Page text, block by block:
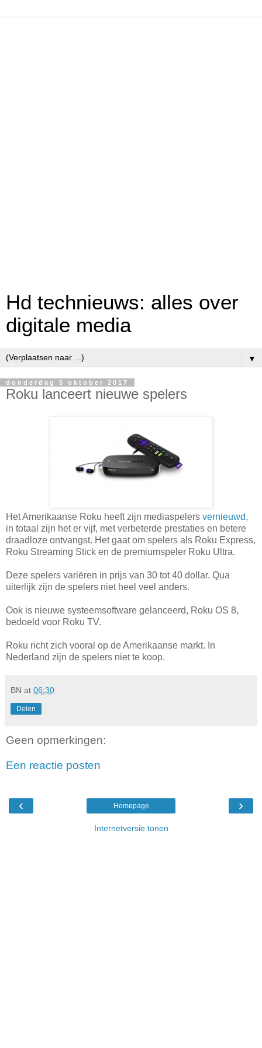
Hd technieuws: alles over
digitale media
▼
donderdag 5 oktober 2017
Roku lanceert nieuwe spelers
Het Amerikaanse Roku heeft zijn mediaspelers vernieuwd,
in totaal zijn het er vijf, met verbeterde prestaties en betere
draadloze ontvangst. Het gaat om spelers als Roku Express,
Roku Streaming Stick en de premiumspeler Roku Ultra.
Deze spelers variëren in prijs van 30 tot 40 dollar. Qua
uiterlijk zijn de spelers niet heel veel anders.
Ook is nieuwe systeemsoftware gelanceerd, Roku OS 8,
bedoeld voor Roku TV.
Roku richt zich vooral op de Amerikaanse markt. In
Nederland zijn de spelers niet te koop.
BN at 06:30
Delen
Geen opmerkingen:
Een reactie posten
‹ ›
Homepage
Internetversie tonen